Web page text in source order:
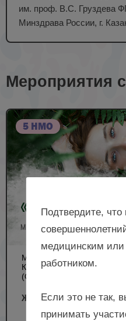
им. проф. В.С. Груздева
Минздрава России, г.
Мероприятия
5 НМО
МЕЖРЕГИОНАЛЬНАЯ
КОНФЕРЕНЦИЯ РОАГ
(ОЧНЫЙ ФОРМАТ)
Женское здоровье, г.
Подтвердите, что
медицинским
работником.
Если это не так,
принимать